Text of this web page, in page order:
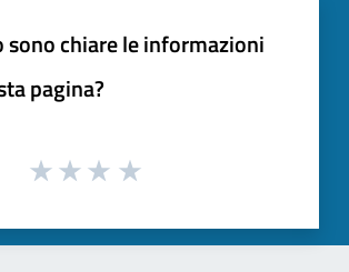
sono chiare le informazioni
pagina?